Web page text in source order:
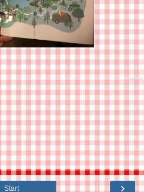
›
Start